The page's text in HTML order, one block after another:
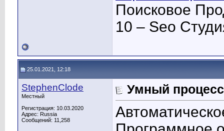
Поисковое
10 – Seo
25.01.2021, 12:18
StephenClode
Местный
Регистрация: 10.03.2020
Адрес: Russia
Сообщений: 11,258
Умный